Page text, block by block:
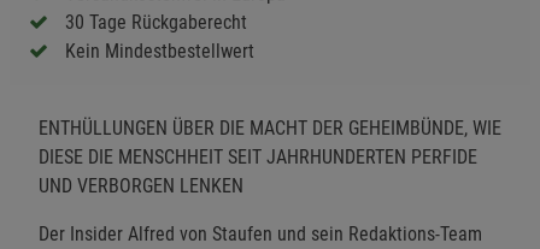
30 Tage Rückgaberecht
Kein Mindestbestellwert
ENTHÜLLUNGEN ÜBER DIE MACHT DER GEHEIMBÜNDE, WIE
DIESE DIE MENSCHHEIT SEIT JAHRHUNDERTEN PERFIDE
UND VERBORGEN LENKEN
Der Insider Alfred von Staufen und sein Redaktions-Team